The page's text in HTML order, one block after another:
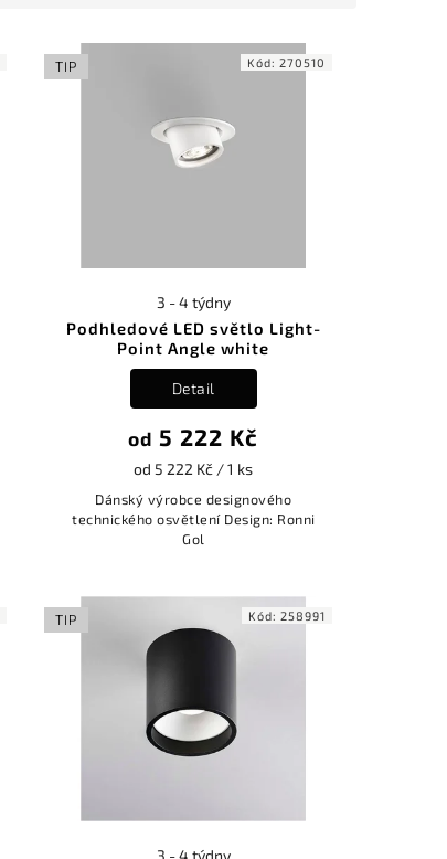
TIP
Podhledové LED světlo Light-
Point Angle white
3 - 4 týdny
od 5 222 Kč
od 5 222 Kč / 1 ks
Detail
Dánský výrobce designového
technického osvětlení Design: Ronni
Gol
Kód:270510
TIP Kód:258991